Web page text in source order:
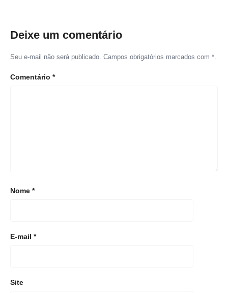
Deixe um comentário
Seu e-mail não será publicado. Campos obrigatórios marcados com *.
Comentário *
Nome *
E-mail *
Site